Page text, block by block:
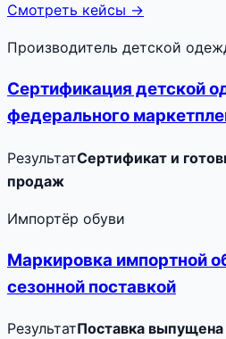
Смотреть кейсы →
Производитель детской
Сертификация детской
федерального
РезультатСертификат и
продаж
Импортёр обуви
Маркировка импортной
сезонной поставкой
РезультатПоставка